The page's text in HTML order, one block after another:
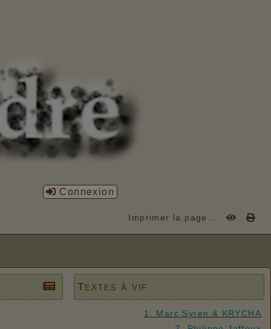
Connexion
Imprimer la page...
Textes à vif
1. Marc Syren & KRYCHA